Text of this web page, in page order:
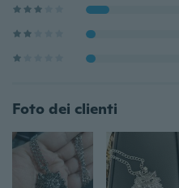
Foto dei clienti